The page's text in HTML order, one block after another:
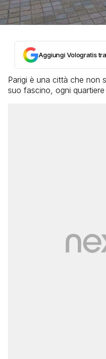
Aggiungi Vologratis
Parigi è una città che non
suo fascino, ogni